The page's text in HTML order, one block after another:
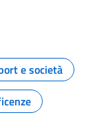
e società